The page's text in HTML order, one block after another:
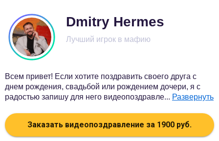
Dmitry Hermes
Лучший игрок в мафию
Всем привет! Если хотите поздравить своего друга с
днем рождения, свадьбой или рождением дочери, я с
радостью запишу для него видеопоздравле... Развернуть
Заказать видеопоздравление за 1900 руб.